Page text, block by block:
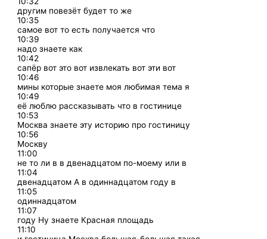
другим повезёт будет то же
10:35
самое вот то есть получается что
10:39
надо знаете как
10:42
сапёр вот это вот извлекать вот эти вот
10:46
мины которые знаете моя любимая тема я
10:49
её люблю рассказывать что в гостинице
10:53
Москва знаете эту историю про гостиницу
10:56
Москву
11:00
не то ли в в двенадцатом по-моему или в
11:04
двенадцатом А в одиннадцатом году в
11:05
одиннадцатом
11:07
году Ну знаете Красная площадь
11:10